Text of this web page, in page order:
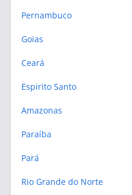
Pernambuco
Goias
Ceará
Espirito Santo
Amazonas
Paraíba
Pará
Rio Grande do Norte